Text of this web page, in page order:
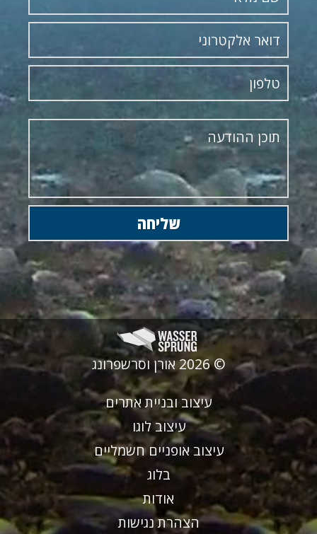
© 2026 אורן וסרשפרונג
עיצוב ובניית אתרים
עיצוב לוגו
עיצוב אופניים חשמליים
בלוג
אודות
הצהרת נגישות